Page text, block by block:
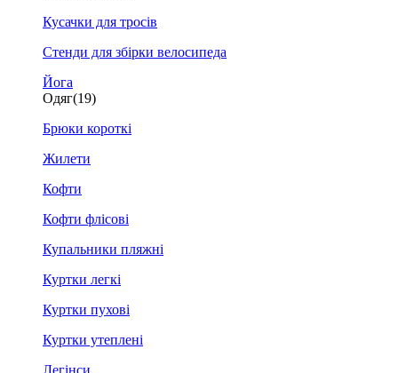
Кусачки для тросів
Стенди для збірки велосипеда
Йога
Одяг(19)
Брюки короткі
Жилети
Кофти
Кофти флісові
Купальники пляжні
Куртки легкі
Куртки пухові
Куртки утеплені
Легінси